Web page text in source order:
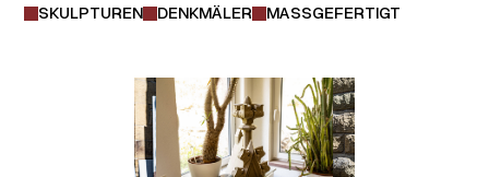
SKULPTUREN DENKMÄLER MASSGEFERTIGT